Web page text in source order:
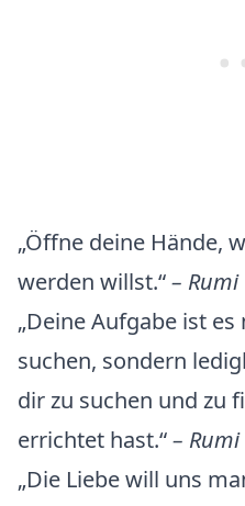
„Öffne deine Hände,
werden willst.“– Rumi
„Deine Aufgabe ist
suchen, sondern
dir zu suchen und zu
errichtet hast.“– Rumi
„Die Liebe will uns